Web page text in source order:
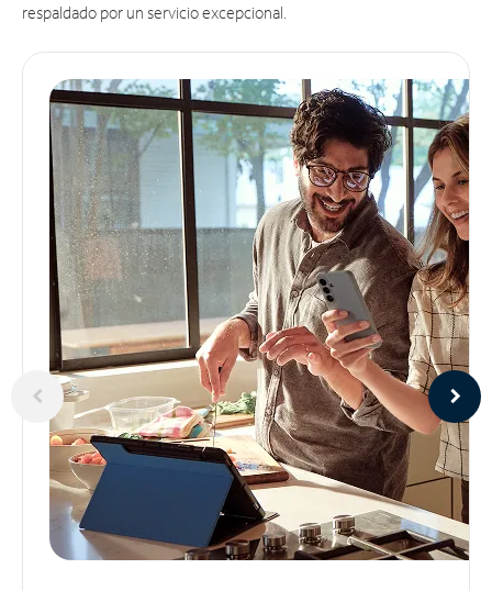
respaldado por un servicio excepcional.